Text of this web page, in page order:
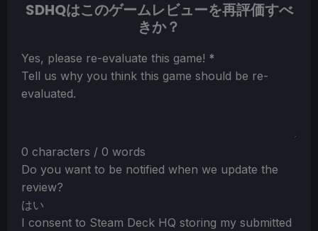
SDHQはこのゲームレビューを再評価すべ
きか？
Section
Yes, please re-evaluate this game! *
Tell us why you think this game should be re-
evaluated.
0 characters / 0 words
Do you want to be notified when we update the
review?
はい
I consent to Steam Deck HQ storing my submitted